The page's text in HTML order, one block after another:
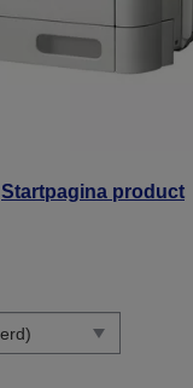
Startpagina product